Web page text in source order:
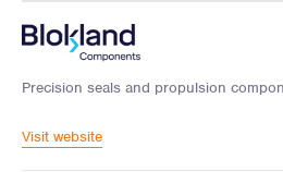
Precision seals and propulsion
Visit website